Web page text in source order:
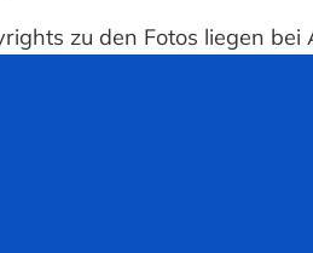
zu den Fotos liegen bei